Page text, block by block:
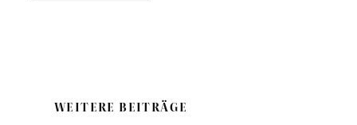
WEITERE BEITRÄGE